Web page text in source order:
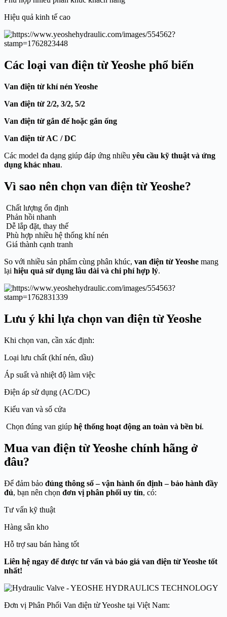
Hiệu quả kinh tế cao
Các loại van điện từ Yeoshe phổ biến
Van điện từ khí nén Yeoshe
Van điện từ 2/2, 3/2, 5/2
Van điện từ gắn đế hoặc gắn ống
Van điện từ AC / DC
Các model đa dạng giúp đáp ứng nhiều yêu cầu kỹ thuật và ứng
dụng khác nhau.
Vì sao nên chọn van điện từ Yeoshe?
Chất lượng ổn định
Phản hồi nhanh
Dễ lắp đặt, thay thế
Phù hợp nhiều hệ thống khí nén
Giá thành cạnh tranh
So với nhiều sản phẩm cùng phân khúc, van điện từ Yeoshe mang
lại hiệu quả sử dụng lâu dài và chi phí hợp lý.
Lưu ý khi lựa chọn van điện từ Yeoshe
Khi chọn van, cần xác định:
Loại lưu chất (khí nén, dầu)
Áp suất và nhiệt độ làm việc
Điện áp sử dụng (AC/DC)
Kiểu van và số cửa
Chọn đúng van giúp hệ thống hoạt động an toàn và bền bỉ.
Mua van điện từ Yeoshe chính hãng ở
đâu?
Để đảm bảo đúng thông số – vận hành ổn định – bảo hành đầy
đủ, bạn nên chọn đơn vị phân phối uy tín, có:
Tư vấn kỹ thuật
Hàng sẵn kho
Hỗ trợ sau bán hàng tốt
Liên hệ ngay để được tư vấn và báo giá van điện từ Yeoshe tốt
nhất!
Đơn vị Phân Phối Van điện từ Yeoshe tại Việt Nam: